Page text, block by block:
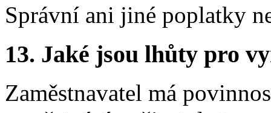
Správní ani jiné poplatky
13. Jaké jsou lhůty pro
Zaměstnavatel má